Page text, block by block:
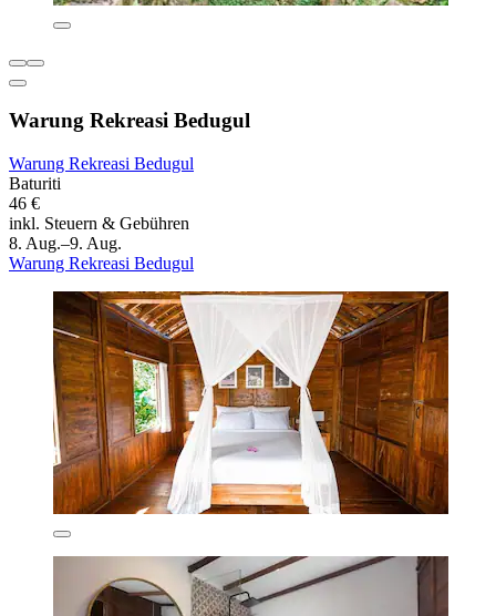
Warung Rekreasi Bedugul
Warung Rekreasi Bedugul
Baturiti
46 €
inkl. Steuern & Gebühren
8. Aug.–9. Aug.
Warung Rekreasi Bedugul